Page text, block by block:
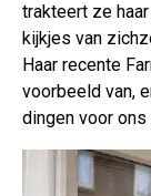
trakteert ze
kijkjes van
Haar recente
voorbeeld van,
dingen voor